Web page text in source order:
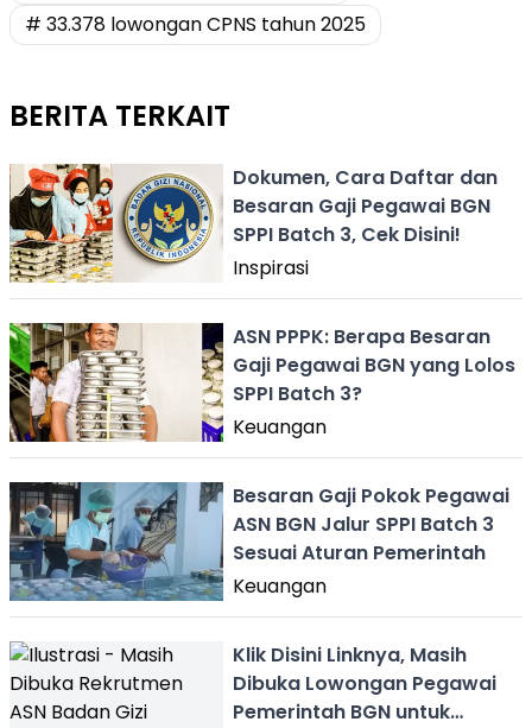
# 33.378 lowongan CPNS tahun 2025
BERITA TERKAIT
Dokumen, Cara Daftar dan
Besaran Gaji Pegawai BGN
SPPI Batch 3, Cek Disini!
Inspirasi
ASN PPPK: Berapa Besaran
Gaji Pegawai BGN yang Lolos
SPPI Batch 3?
Keuangan
Besaran Gaji Pokok Pegawai
ASN BGN Jalur SPPI Batch 3
Sesuai Aturan Pemerintah
Keuangan
Klik Disini Linknya, Masih
Dibuka Lowongan Pegawai
Pemerintah BGN untuk